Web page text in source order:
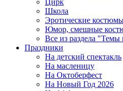
Цирк
Школа
Эротические
Юмор, смешные
Все из раздела
Праздники
На детский спектакль
На масленицу
На Октоберфест
На Новый Год 2026